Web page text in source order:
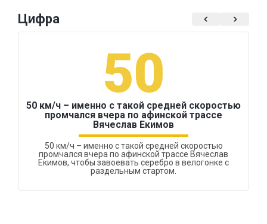
Цифра
50
50 км/ч – именно с такой средней скоростью
промчался вчера по афинской трассе
Вячеслав Екимов
50 км/ч – именно с такой средней скоростью
промчался вчера по афинской трассе Вячеслав
Екимов, чтобы завоевать серебро в велогонке с
раздельным стартом.